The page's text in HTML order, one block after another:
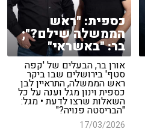
כספית: "ראש
הממשלה שילם?";
בר: "באשראי"
אורן בר, הבעלים של 'קפה
סטף' בירושלים שבו ביקר
ראש הממשלה, התראיין לבן
כספית וינון מגל וענה על כל
השאלות שרצו לדעת • מגל:
"הבריסטה פנויה?"
17/03/2026